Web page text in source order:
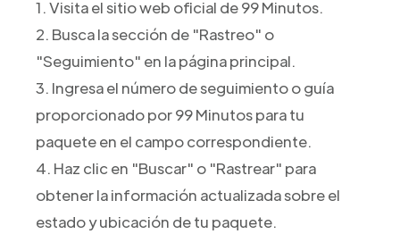
1. Visita el sitio web oficial de 99 Minutos.
2. Busca la sección de "Rastreo" o
"Seguimiento" en la página principal.
3. Ingresa el número de seguimiento o guía
proporcionado por 99 Minutos para tu
paquete en el campo correspondiente.
4. Haz clic en "Buscar" o "Rastrear" para
obtener la información actualizada sobre el
estado y ubicación de tu paquete.